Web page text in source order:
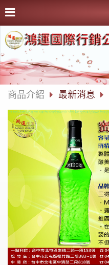
商品介紹 最新消息